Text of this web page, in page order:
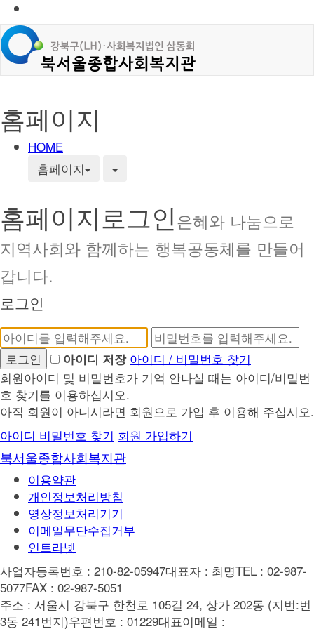
홈페이지
HOME
홈페이지
홈페이지 로그인은혜와 나눔으로
지역사회와 함께하는 행복공동체를 만들어
갑니다.
로그인
회
원
아
이
디
필
수
비
밀
번
호
수
아이디 저장 아이디 / 비밀번호 찾기
회원아이디 및 비밀번호가 기억 안나실 때는 아이디/비밀번
호 찾기를 이용하십시오.
아직 회원이 아니시라면 회원으로 가입 후 이용해 주십시오.
아이디 비밀번호 찾기 회원 가입하기
북서울종합사회복지관
이용약관
개인정보처리방침
영상정보처리기기
이메일무단수집거부
인트라넷
사업자등록번호 : 210-82-05947대표자 : 최명TEL : 02-987-
5077FAX : 02-987-5051
주소 : 서울시 강북구 한천로 105길 24, 상가 202동 (지번:번
3동 241번지)우편번호 : 01229대표이메일 :